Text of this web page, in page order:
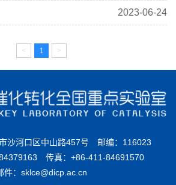
2023-06-24
< 1 >
沙河口区中山路457号 邮编：116023
传真：+86-411-84691570
件：sklce@dicp.ac.cn